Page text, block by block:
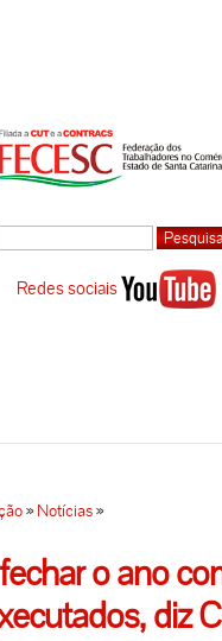
Redes sociais
»Notícias»
o ano
diz